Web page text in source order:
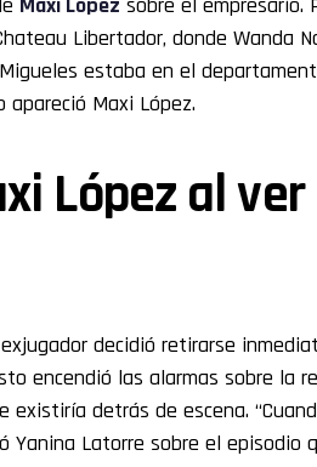
Libertador, donde Wanda
estaba en el
Maxi López.
López al ver
decidió retirarse
encendió las alarmas sobre la
detrás de escena.
Yanina Latorre sobre el episodio